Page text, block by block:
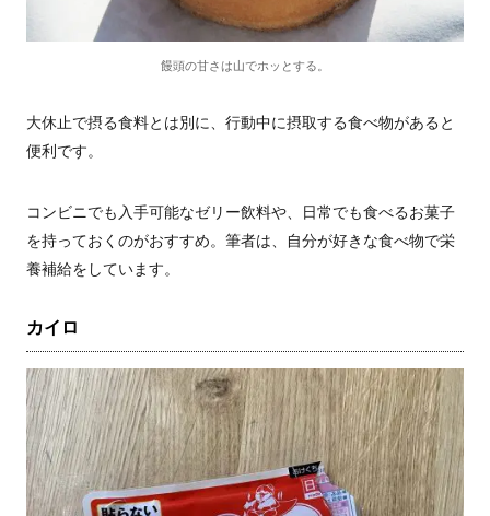
饅頭の甘さは山でホッとする。
大休止で摂る食料とは別に、行動中に摂取する食べ物があると
便利です。
コンビニでも入手可能なゼリー飲料や、日常でも食べるお菓子
を持っておくのがおすすめ。筆者は、自分が好きな食べ物で栄
養補給をしています。
カイロ